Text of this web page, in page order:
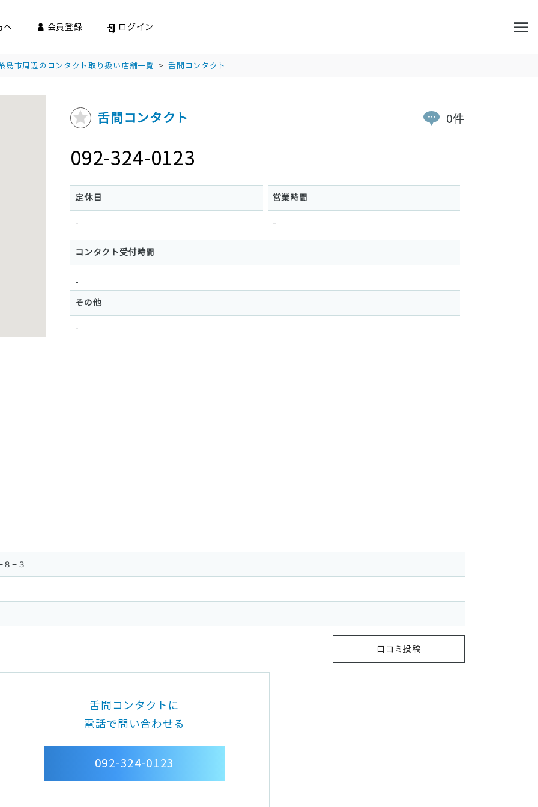
へ 会員登録 ログイン
島市周辺のコンタクト取り扱い店舗一覧 >舌間コンタクト
舌間コンタクト 0件
092-324-0123
定休日
-
営業時間
-
コンタクト受付時間
-
その他
-
−３
口コミ投稿
舌間コンタクトに
電話で問い合わせる
092-324-0123